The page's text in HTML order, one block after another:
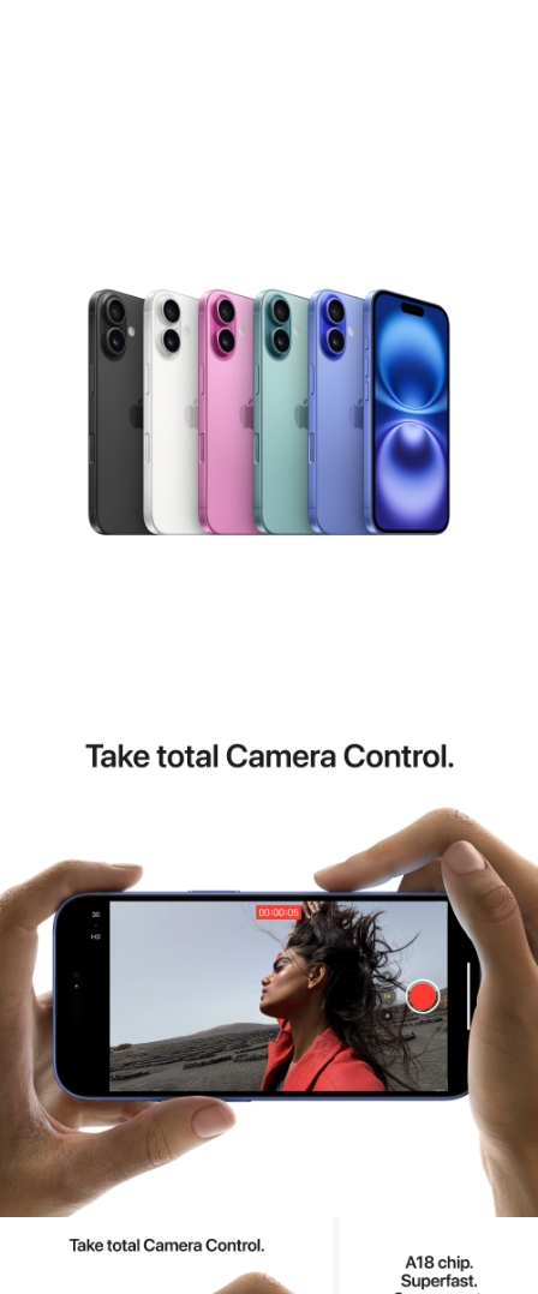
195949823558
Zemlja porekla:
Prava potrošača:
Zagarantovana sva prava kupaca po osnovu
zakona o zaštiti potrošača. Detaljnije o ugovoru
na daljinu, uslove reklamacije i povrata pročitajte